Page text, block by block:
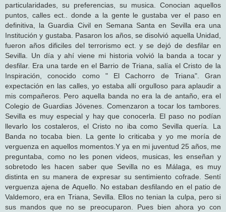
particularidades, su preferencias, su musica. Conocian aquellos
puntos, calles ect.. donde a la gente le gustaba ver el paso en
definitiva, la Guardia Civil en Semana Santa en Sevilla era una
Institución y gustaba. Pasaron los años, se disolvió aquella Unidad,
fueron años dificiles del terrorismo ect. y se dejó de desfilar en
Sevilla. Un día y ahí viene mi historia volvió la banda a tocar y
desfilar. Era una tarde en el Barrio de Triana, salía el Cristo de la
Inspiración, conocido como " El Cachorro de Triana". Gran
expectación en las calles, yo estaba allí orgulloso para aplaudir a
mis compañeros. Pero aquella banda no era la de antaño, era el
Colegio de Guardias Jóvenes. Comenzaron a tocar los tambores.
Sevilla es muy especial y hay que conocerla. El paso no podían
llevarlo los costaleros, el Cristo no iba como Sevilla quería. La
Banda no tocaba bien. La gente lo criticaba y yo me moría de
verguenza en aquellos momentos.Y ya en mi juventud 25 años, me
preguntaba, como no les ponen videos, musicas, les enseñan y
sobretodo les hacen saber que Sevilla no es Málaga, es muy
distinta en su manera de expresar su sentimiento cofrade. Sentí
verguenza ajena de Aquello. No estaban desfilando en el patio de
Valdemoro, era en Triana, Sevilla. Ellos no tenian la culpa, pero si
sus mandos que no se preocuparon. Pues bien ahora yo con